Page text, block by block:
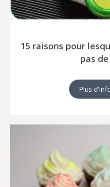
15 raisons pour
pas
Plus